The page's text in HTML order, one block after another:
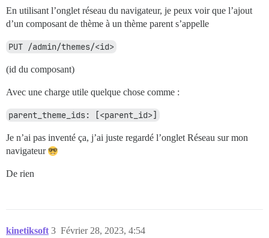
En utilisant l’onglet réseau du navigateur, je peux voir que l’ajout
d’un composant de thème à un thème parent s’appelle
PUT /admin/themes/<id>
(id du composant)
Avec une charge utile quelque chose comme :
parent_theme_ids: [<parent_id>]
Je n’ai pas inventé ça, j’ai juste regardé l’onglet Réseau sur mon
navigateur
De rien
kinetiksoft Février 28, 2023, 4:54
3